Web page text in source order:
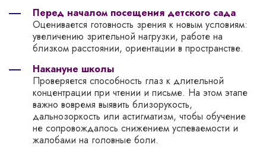
Перед началом посещения детского сада
Оценивается готовность зрения к новым условиям:
увеличению зрительной нагрузки, работе на
близком расстоянии, ориентации в пространстве.
Накануне школы
Проверяется способность глаз к длительной
концентрации при чтении и письме. На этом этапе
важно вовремя выявить близорукость,
дальнозоркость или астигматизм, чтобы обучение
не сопровождалось снижением успеваемости и
жалобами на головные боли.